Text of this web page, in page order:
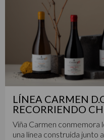
LÍNEA CARMEN
RECORRIENDO
Viña Carmen conmemora
una línea construida junto